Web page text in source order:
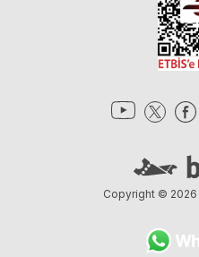
Copyright © 2026